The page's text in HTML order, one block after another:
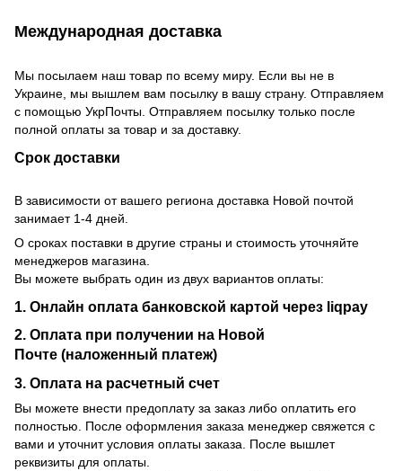
Международная доставка
Мы посылаем наш товар по всему миру. Если вы не в
Украине, мы вышлем вам посылку в вашу страну. Отправляем
с помощью УкрПочты. Отправляем посылку только после
полной оплаты за товар и за доставку.
Срок доставки
В зависимости от вашего региона доставка Новой почтой
занимает 1-4 дней.
О сроках поставки в другие страны и стоимость уточняйте
менеджеров магазина.
Вы можете выбрать один из двух вариантов оплаты:
1. Онлайн оплата банковской картой через liqpay
2. Оплата при получении на Новой
Почте (наложенный платеж)
3. Оплата на расчетный счет
Вы можете внести предоплату за заказ либо оплатить его
полностью. После оформления заказа менеджер свяжется с
вами и уточнит условия оплаты заказа. После вышлет
реквизиты для оплаты.